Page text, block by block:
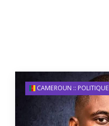
CAMEROUN :: POLITIQUE